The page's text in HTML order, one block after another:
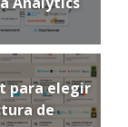
para elegir
de